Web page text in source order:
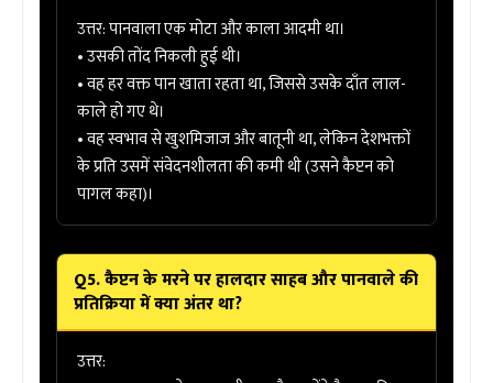
उत्तर:पानवाला एक मोटा और काला आदमी था।
• उसकी तोंद निकली हुई थी।
• वह हर वक्त पान खाता रहता था, जिससे उसके दाँत लाल-
काले हो गए थे।
• वह स्वभाव से खुशमिजाज और बातूनी था, लेकिन देशभक्तों
के प्रति उसमें संवेदनशीलता की कमी थी (उसने कैप्टन को
पागल कहा)।
Q5. कैप्टन के मरने पर हालदार साहब और पानवाले की
प्रतिक्रिया में क्या अंतर था?
उत्तर: